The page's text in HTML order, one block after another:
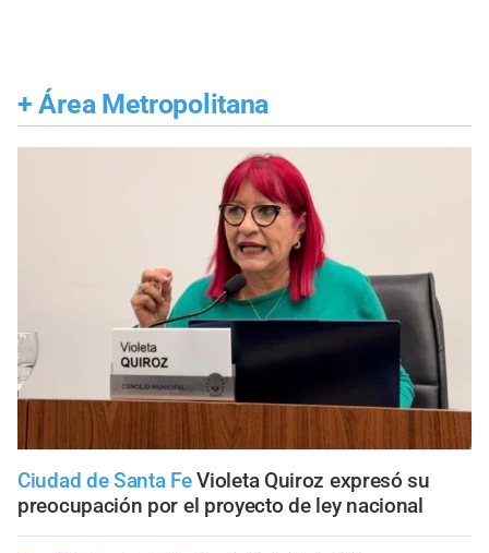
+ Área Metropolitana
Ciudad de Santa Fe Violeta Quiroz expresó su
preocupación por el proyecto de ley nacional